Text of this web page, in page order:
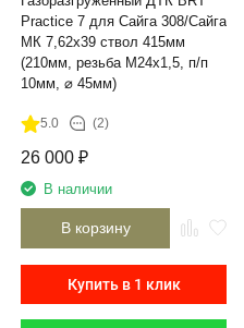
Practice 7 для Сайга 308/Сайга
МК 7,62х39 ствол 415мм
(210мм, резьба М24х1,5, п/п
10мм, ⌀ 45мм)
5.0 (2)
26 000 ₽
В наличии
В корзину
Купить в 1 клик